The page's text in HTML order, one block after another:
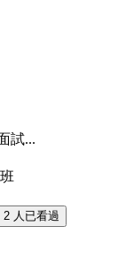
試...
2 人已看過